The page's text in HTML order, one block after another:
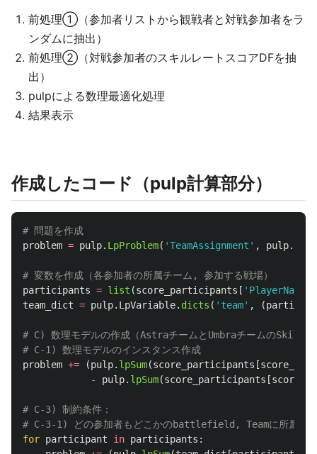
前処理①（参加者リストから観戦者と対戦参加者をラ
ンダムに抽出）
前処理②（対戦参加者のスキルレートスコアDFを抽
出）
pulpによる数理最適化処理
結果表示
作成したコード（pulp計算部分）
problem = pulp. LpProblem( 'TeamAssignment ' , pulp.
participants = list (score_participants [ ' PlayerName
team_dict = pulp. LpVariable. dicts ( ' team' , (
# C) 数理モデルの作成（AstraチームとUmbraチームの
problem += (pulp. lpSum(score_participants [
-
pulp. lpSum(score_participants [
# C-3) 制約条件：
for participant in participants :